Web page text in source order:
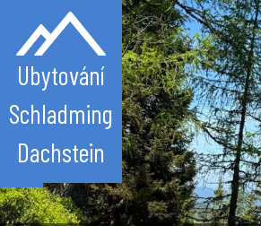
Ubytování
Schladming
Dachstein